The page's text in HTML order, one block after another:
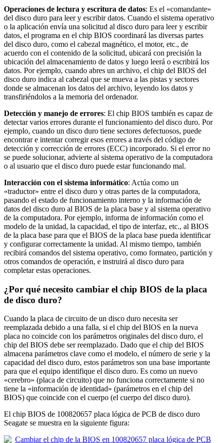
Operaciones de lectura y escritura de datos: Es el «comandante»
del disco duro para leer y escribir datos. Cuando el sistema operativo
o la aplicación envía una solicitud al disco duro para leer y escribir
datos, el programa en el chip BIOS coordinará las diversas partes
del disco duro, como el cabezal magnético, el motor, etc., de
acuerdo con el contenido de la solicitud, ubicará con precisión la
ubicación del almacenamiento de datos y luego leerá o escribirá los
datos. Por ejemplo, cuando abres un archivo, el chip del BIOS del
disco duro indica al cabezal que se mueva a las pistas y sectores
donde se almacenan los datos del archivo, leyendo los datos y
transfiriéndolos a la memoria del ordenador.
Detección y manejo de errores: El chip BIOS también es capaz de
detectar varios errores durante el funcionamiento del disco duro. Por
ejemplo, cuando un disco duro tiene sectores defectuosos, puede
encontrar e intentar corregir esos errores a través del código de
detección y corrección de errores (ECC) incorporado. Si el error no
se puede solucionar, advierte al sistema operativo de la computadora
o al usuario que el disco duro puede estar funcionando mal.
Interacción con el sistema informático: Actúa como un
«traductor» entre el disco duro y otras partes de la computadora,
pasando el estado de funcionamiento interno y la información de
datos del disco duro al BIOS de la placa base y al sistema operativo
de la computadora. Por ejemplo, informa de información como el
modelo de la unidad, la capacidad, el tipo de interfaz, etc., al BIOS
de la placa base para que el BIOS de la placa base pueda identificar
y configurar correctamente la unidad. Al mismo tiempo, también
recibirá comandos del sistema operativo, como formateo, partición y
otros comandos de operación, e instruirá al disco duro para
completar estas operaciones.
¿Por qué necesito cambiar el chip BIOS de la placa
de disco duro?
Cuando la placa de circuito de un disco duro necesita ser
reemplazada debido a una falla, si el chip del BIOS en la nueva
placa no coincide con los parámetros originales del disco duro, el
chip del BIOS debe ser reemplazado. Dado que el chip del BIOS
almacena parámetros clave como el modelo, el número de serie y la
capacidad del disco duro, estos parámetros son una base importante
para que el equipo identifique el disco duro. Es como un nuevo
«cerebro» (placa de circuito) que no funciona correctamente si no
tiene la «información de identidad» (parámetros en el chip del
BIOS) que coincide con el cuerpo (el cuerpo del disco duro).
El chip BIOS de 100820657 placa lógica de PCB de disco duro
Seagate se muestra en la siguiente figura: